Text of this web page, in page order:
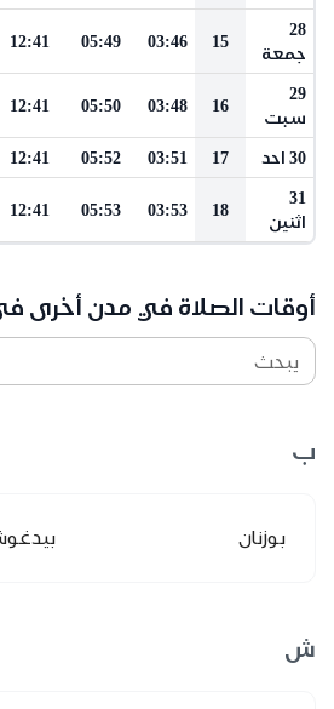
28
جمعة
15
03:46
05:49
12:41
29
سبت
16
03:48
05:50
12:41
30 احد 17
03:51
05:52
12:41
31
اثنين
18
03:53
05:53
12:41
أوقات الصلاة في مدن أخرى في
يبحث
ب
بوزنان
ش